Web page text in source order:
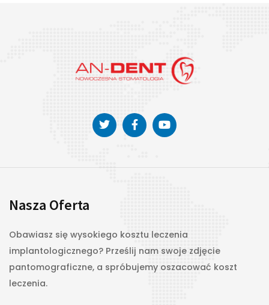
Nasza Oferta
Obawiasz się wysokiego kosztu leczenia
implantologicznego? Prześlij nam swoje zdjęcie
pantomograficzne, a spróbujemy oszacować koszt
leczenia.